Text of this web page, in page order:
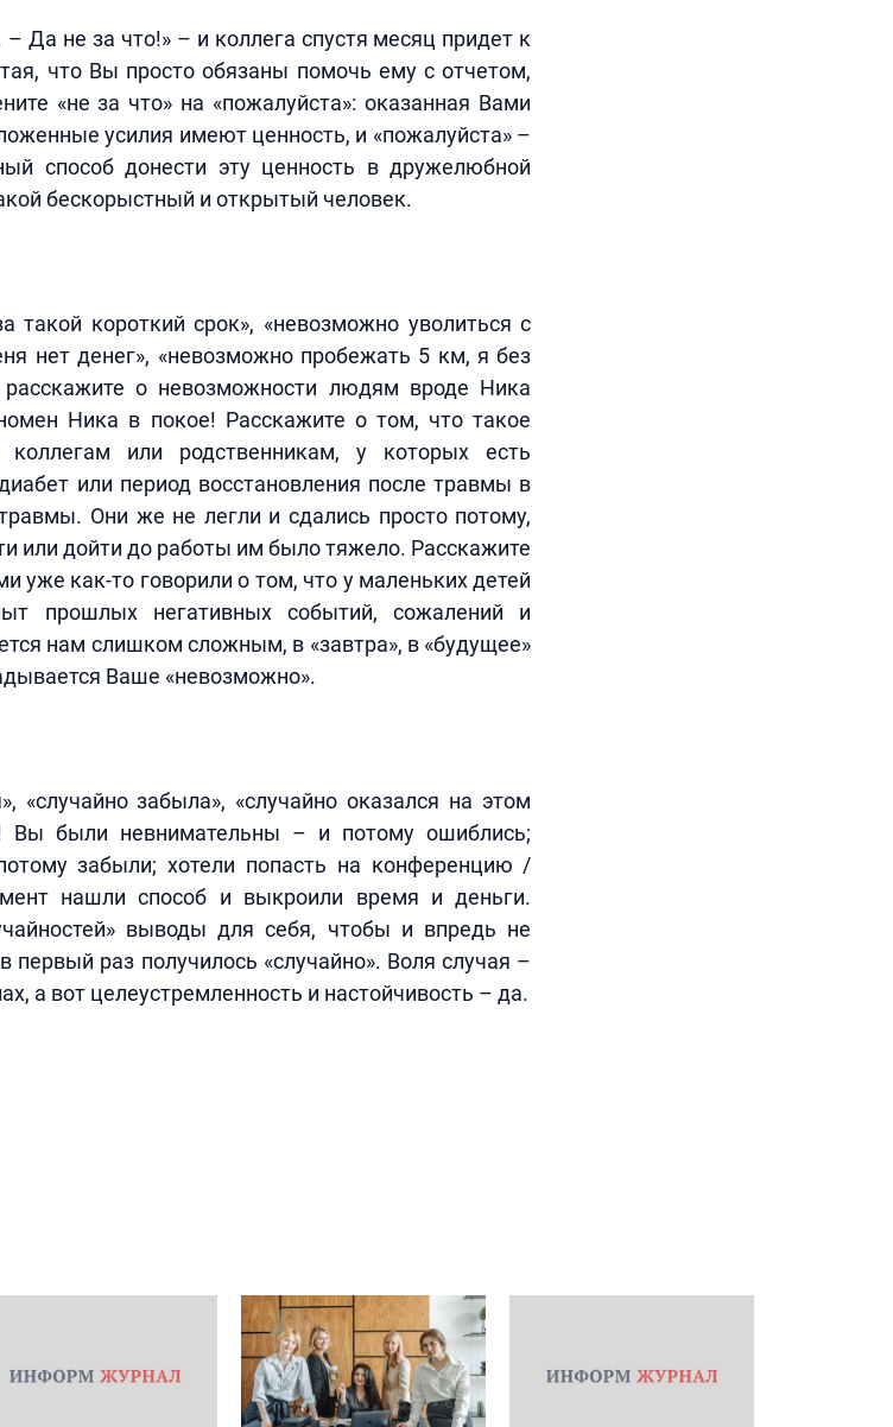
Да не за что!» – и коллега спустя месяц придет к
что Вы просто обязаны помочь ему с отчетом,
«не за что» на «пожалуйста»: оказанная Вами
усилия имеют ценность, и «пожалуйста» –
способ донести эту ценность в дружелюбной
бескорыстный и открытый человек.
такой короткий срок», «невозможно уволиться с
нет денег», «невозможно пробежать 5 км, я без
о невозможности людям вроде Ника
Ника в покое! Расскажите о том, что такое
или родственникам, у которых есть
или период восстановления после травмы в
Они же не легли и сдались просто потому,
или дойти до работы им было тяжело. Расскажите
уже как-то говорили о том, что у маленьких детей
прошлых негативных событий, сожалений и
нам слишком сложным, в «завтра», в «будущее»
Ваше «невозможно».
«случайно забыла», «случайно оказался на этом
Вы были невнимательны – и потому ошиблись;
забыли; хотели попасть на конференцию /
нашли способ и выкроили время и деньги.
выводы для себя, чтобы и впредь не
первый раз получилось «случайно». Воля случая –
а вот целеустремленность и настойчивость – да.